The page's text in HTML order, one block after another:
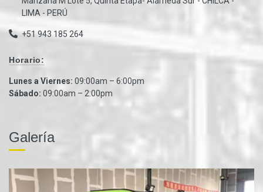
LIMA - PERÚ
+51 943 185 264
Horario:
Lunes a Viernes: 09:00am – 6:00pm
Sábado: 09:00am – 2:00pm
Galería